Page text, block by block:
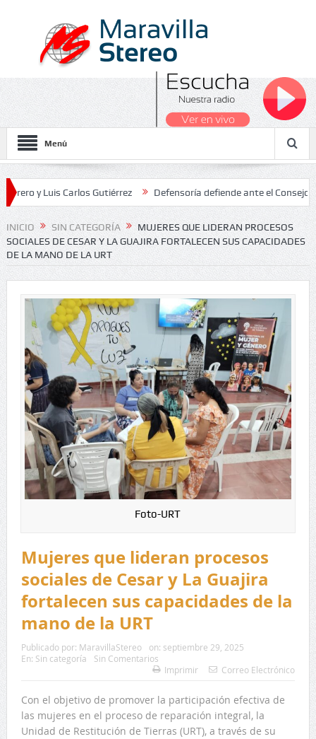
Menú
Carlos Gutiérrez Defensoría defiende ante el Consejo de
Nacionales 2026
INICIO SIN CATEGORÍA
MUJERES QUE LIDERAN PROCESOS
SOCIALES DE CESAR Y LA GUAJIRA FORTALECEN SUS CAPACIDADES
DE LA MANO DE LA URT
Foto-URT
Mujeres que lideran procesos
sociales de Cesar y La Guajira
fortalecen sus capacidades de la
mano de la URT
Publicado por: MaravillaStereo on: septiembre 29, 2025
En: Sin categoría
Sin Comentarios
Imprimir
Correo Electrónico
Con el objetivo de promover la participación efectiva de
las mujeres en el proceso de reparación integral, la
Unidad de Restitución de Tierras (URT), a través de su